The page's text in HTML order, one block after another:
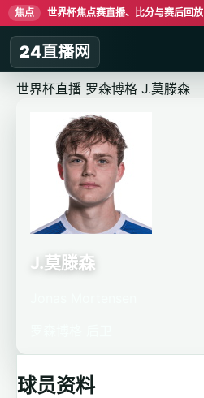
焦点 世界杯焦点赛直播、比分与赛后回放
24直播网
世界杯直播 罗森博格 J.莫滕森
J.莫滕森
球员资料